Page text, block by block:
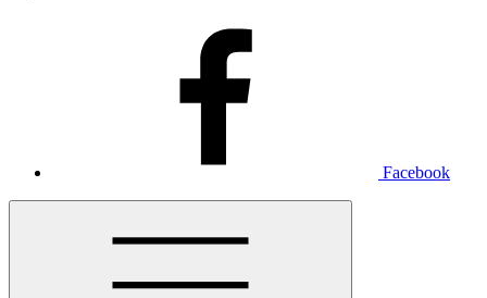
Facebook